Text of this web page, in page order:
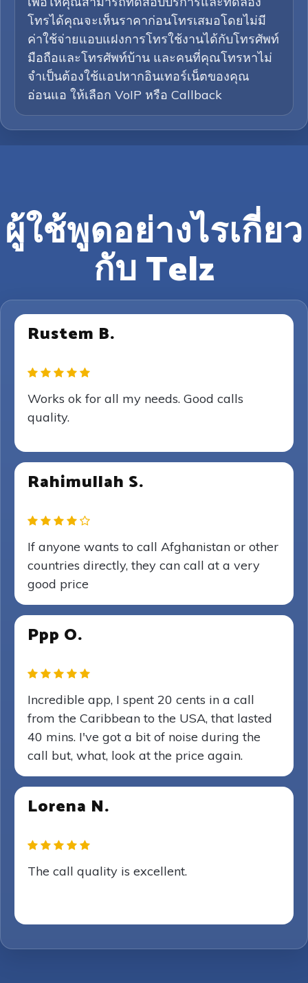
โทรได้คุณจะเห็นราคาก่อนโทรเสมอโดยไม่มี
ค่าใช้จ่ายแอบแฝงการโทรใช้งานได้กับโทรศัพท์
มือถือและโทรศัพท์บ้าน และคนที่คุณโทรหาไม่
จำเป็นต้องใช้แอปหากอินเทอร์เน็ตของคุณ
อ่อนแอ ให้เลือก VoIP หรือ Callback
ผู้ใช้พูดอย่างไรเกี่ยว
กับ Telz
Rustem B.
Works ok for all my needs. Good calls
quality.
Rahimullah S.
If anyone wants to call Afghanistan or other
countries directly, they can call at a very
good price
Ppp O.
Incredible app, I spent 20 cents in a call
from the Caribbean to the USA, that lasted
40 mins. I've got a bit of noise during the
call but, what, look at the price again.
Lorena N.
The call quality is excellent.